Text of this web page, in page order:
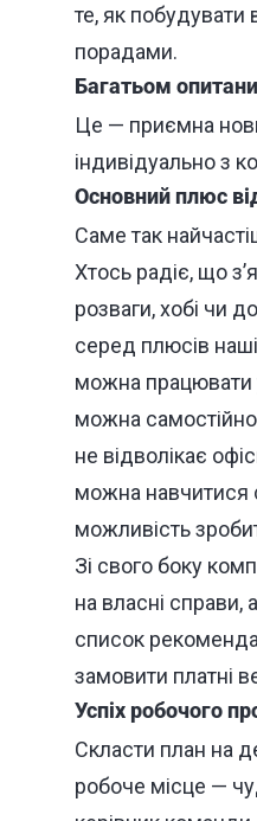
те, як побудувати
порадами.
Багатьом
Це — приємна
індивідуально з
Основний плюс
Саме так
Хтось радіє, що
розваги, хобі чи
серед плюсів наші
можна працювати
можна самостійно
не відволікає
можна навчитися
можливість
Зі свого боку
на власні
список
замовити платні
Успіх робочого
Скласти план на
робоче місце —